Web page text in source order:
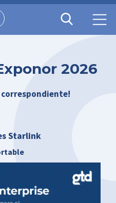
2026
correspondiente!
Starlink